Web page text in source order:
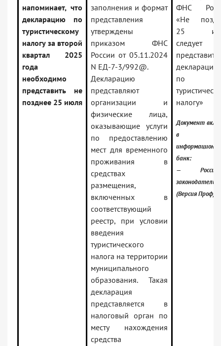
напоминает, что
декларацию по
туристическому
налогу за второй
квартал 2025
года
необходимо
представить не
позднее 25 июля
заполнения и формат
представления
утверждены
приказом ФНС
России от 05.11.2024
N ЕД-7-3/992@.
Декларацию
представляют
организации и
физические лица,
оказывающие услуги
по предоставлению
мест для временного
проживания в
средствах
размещения,
включенных в
соответствующий
реестр, при условии
введения
туристического
налога на территории
муниципального
образования. Такая
декларация
представляется в
налоговый орган по
месту нахождения
средства
ФНС
«Не
25
следует
представить
декларацию
по
налогу»
Документ
в
банк:
—
(Версия Проф)